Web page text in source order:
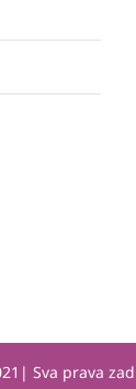
Sva prava